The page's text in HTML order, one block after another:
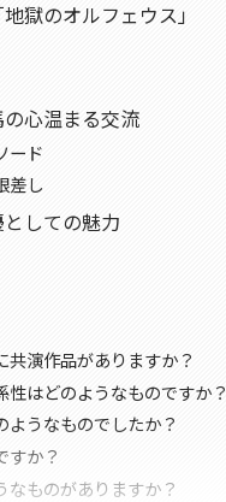
獄のオルフェウス」
心温まる交流
ード
差し
しての魅力
演作品がありますか？
はどのようなものですか？
うなものでしたか？
すか？
なものがありますか？